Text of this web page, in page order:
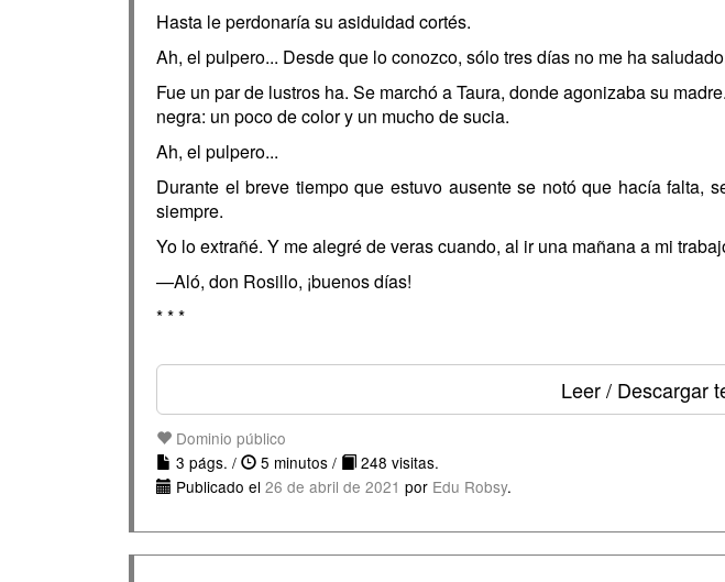
Hasta le perdonaría su asiduidad cortés.
Ah, el pulpero... Desde que lo conozco, sólo tres días no me ha
Fue un par de lustros ha. Se marchó a Taura, donde agonizaba su
negra: un poco de color y un mucho de sucia.
Ah, el pulpero...
Durante el breve tiempo que estuvo ausente se notó que hacía falta,
siempre.
Yo lo extrañé. Y me alegré de veras cuando, al ir una mañana a mi
—Aló, don Rosillo, ¡buenos días!
* * *
Leer / Descargar
Dominio público
3 págs. /
5 minutos /
248 visitas.
Publicado el 26 de abril de 2021 por Edu Robsy.